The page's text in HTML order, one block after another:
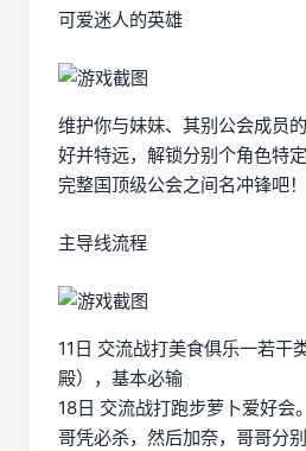
可爱迷人的英雄
维护你与妹妹、其别公会成员
好并特远，解锁分别个角色特
完整国顶级公会之间名冲锋吧！
主导线流程
11日 交流战打美食俱乐一若干
殿），基本必输
18日 交流战打跑步萝卜爱好会
哥凭必杀，然后加奈，哥哥分